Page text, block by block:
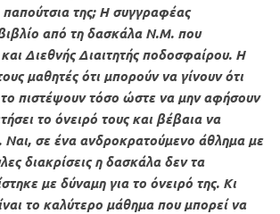
της; Η συγγραφέας
από τη δασκάλα Ν.Μ. που
Διεθνής Διαιτητής ποδοσφαίρου. Η
μαθητές ότι μπορούν να γίνουν ότι
πιστέψουν τόσο ώστε να μην αφήσουν
το όνειρό τους και βέβαια να
σε ένα ανδροκρατούμενο άθλημα με
διακρίσεις η δασκάλα δεν τα
με δύναμη για το όνειρό της. Κι
το καλύτερο μάθημα που μπορεί να